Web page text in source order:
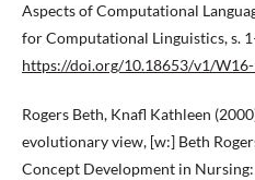
Aspects of Computational
for Computational Linguistics, s.
https://doi.org/10.18653/v1/
Rogers Beth, Knafl Kathleen
evolutionary view, [w:] Beth
Concept Development in